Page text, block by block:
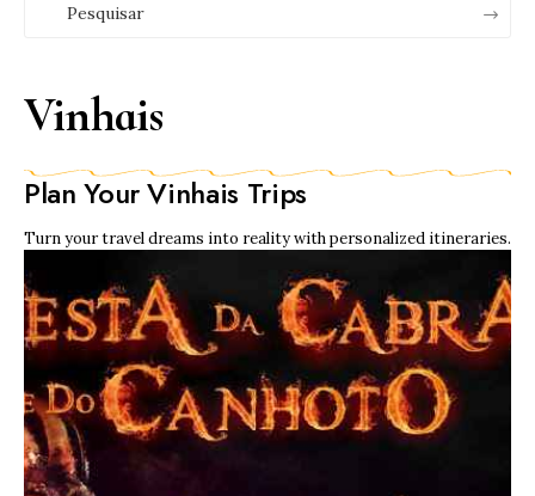
Vinhais
Plan Your Vinhais Trips
Turn your travel dreams into reality with personalized itineraries.